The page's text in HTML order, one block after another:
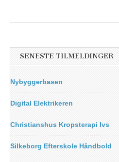
SENESTE TILMELDINGER
Nybyggerbasen
Digital Elektrikeren
Christianshus Kropsterapi Ivs
Silkeborg Efterskole Håndbold